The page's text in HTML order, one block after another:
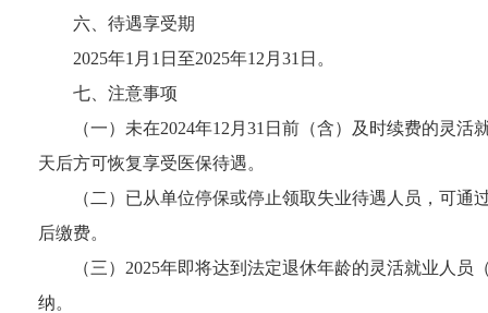
六、待遇享受期
2025年1 月 1 日至2025年12 月 31 日。
七、注意事项
（一）未在2024年12 月 31 日前（含）及时续费的灵活
天后方可恢复享受医保待遇。
（二）已从单位停保或停止领取失业待遇人员，可
后缴费。
（三） 2025年即将达到法定退休年龄的灵活就业人员
纳。